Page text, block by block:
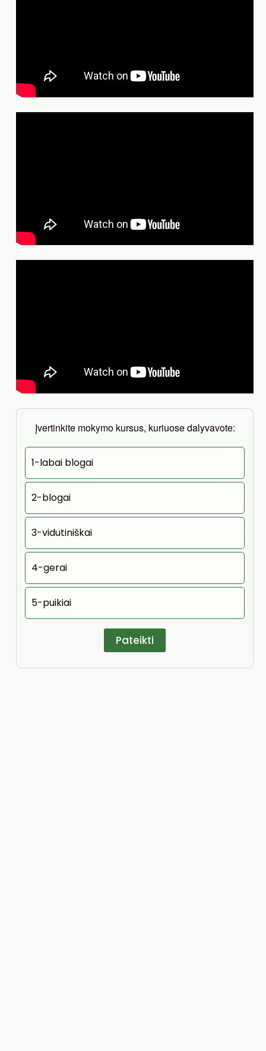
Įvertinkite mokymo kursus, kuriuose dalyvavote:
1-labai blogai
2-blogai
3-vidutiniškai
4-gerai
5-puikiai